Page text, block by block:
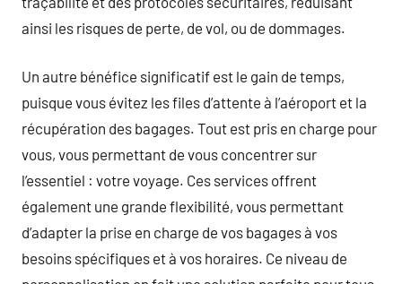
ainsi les risques de perte, de vol, ou de dommages.
Un autre bénéfice significatif est le gain de temps,
puisque vous évitez les files d’attente à l’aéroport et la
récupération des bagages. Tout est pris en charge pour
vous, vous permettant de vous concentrer sur
l’essentiel : votre voyage. Ces services offrent
également une grande flexibilité, vous permettant
d’adapter la prise en charge de vos bagages à vos
besoins spécifiques et à vos horaires. Ce niveau de